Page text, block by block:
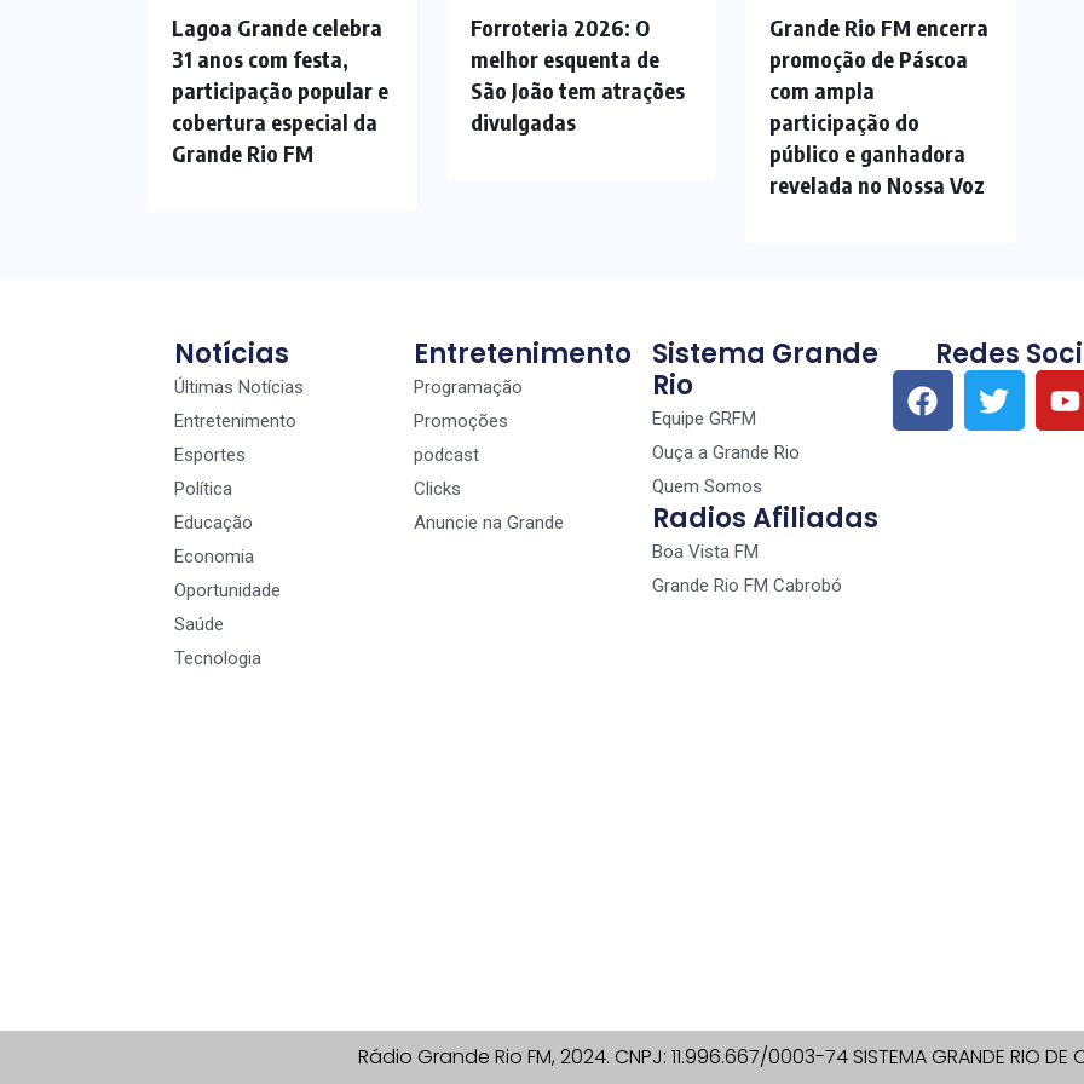
Lagoa Grande celebra
31 anos com festa,
participação popular e
cobertura especial da
Grande Rio FM
Forroteria 2026: O
melhor esquenta de
São João tem atrações
divulgadas
Grande Rio FM encerra
promoção de Páscoa
com ampla
participação do
público e ganhadora
revelada no Nossa Voz
Notícias
Últimas Notícias
Entretenimento
Esportes
Política
Educação
Economia
Oportunidade
Saúde
Tecnologia
Entretenimento
Programação
Promoções
podcast
Clicks
Anuncie na Grande
Sistema Grande
Rio
Equipe GRFM
Ouça a Grande Rio
Quem Somos
Radios Afiliadas
Boa Vista FM
Grande Rio FM Cabrobó
Redes
Rádio Grande Rio FM, 2024. CNPJ: 11.996.667/0003-74 SISTEMA GRANDE RIO DE